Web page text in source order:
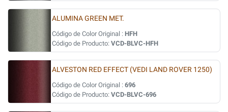
ALUMINA GREEN MET.
Código de Color Original : HFH
Código de Producto: VCD-BLVC-HFH
ALVESTON RED EFFECT (VEDI LAND ROVER 1250)
Código de Color Original : 696
Código de Producto: VCD-BLVC-696